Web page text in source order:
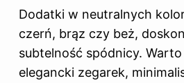
Dodatki w neutralnych
czerń, brąz czy beż,
subtelność spódnicy.
elegancki zegarek,